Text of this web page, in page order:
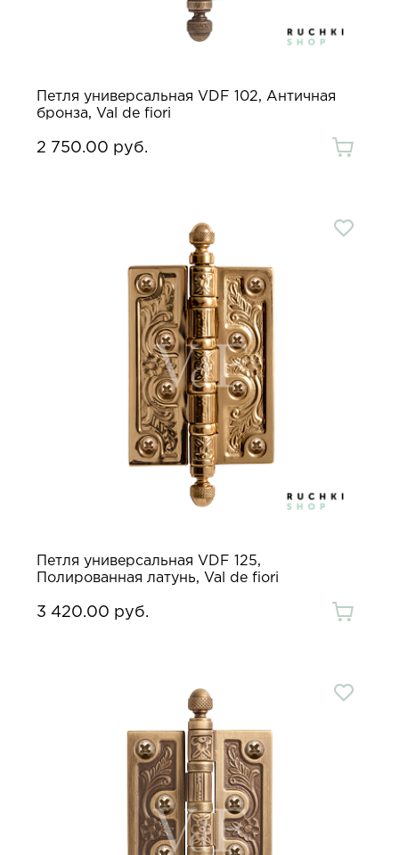
Петля универсальная VDF 102, Античная
бронза, Val de fiori
2 750.00 руб.
Петля универсальная VDF 125,
Полированная латунь, Val de fiori
3 420.00 руб.